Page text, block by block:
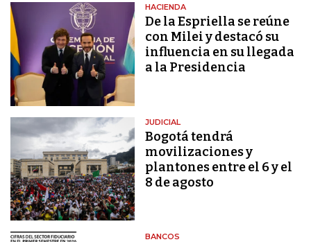
HACIENDA
De la Espriella se reúne
con Milei y destacó su
influencia en su llegada
a la Presidencia
JUDICIAL
Bogotá tendrá
movilizaciones y
plantones entre el 6 y el
8 de agosto
BANCOS